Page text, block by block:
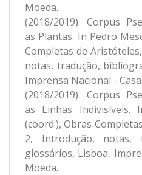
Moeda.
(2018/2019). Corpus
as Plantas. In Pedro
Completas de
notas, tradução,
Imprensa Nacional -
(2018/2019). Corpus
as Linhas Indivisíveis.
(coord.), Obras
2, Introdução, notas,
glossários, Lisboa,
Moeda.